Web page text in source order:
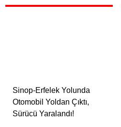
Sinop-Erfelek Yolunda
Otomobil Yoldan Çıktı,
Sürücü Yaralandı!